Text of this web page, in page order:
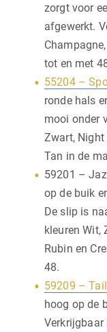
zorgt voor
afgewerkt.
tot en met
55204 –
ronde hals
mooi onder
Zwart, Night
Tan in de
59201 –
op de buik
De slip is
kleuren Wit,
Rubin en
48.
59209 –
hoog op de
Verkrijgbaar